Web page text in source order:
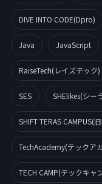
DIVE INTO CODE(Dpro)
Java JavaScript
RaiseTech(レイズテック)
SES SHElikes(シー
SHIFT TERAS CAMPUS(
TechAcademy(テックア
TECH CAMP(テックキャ